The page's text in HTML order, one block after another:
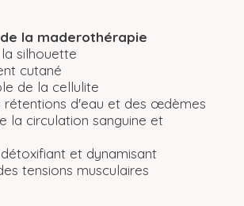
la maderothérapie
silhouette
cutané
de la cellulite
rétentions d'eau et des œdèmes
la circulation sanguine et
et dynamisant
tensions musculaires